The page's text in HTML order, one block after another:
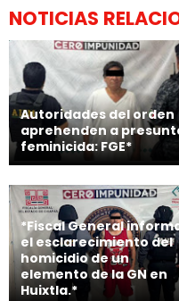
NOTICIAS
Autoridades del orden
aprehenden a
feminicida: FGE*
*Fiscal General
el esclarecimiento del
homicidio de un
elemento de la GN en
Huixtla.*